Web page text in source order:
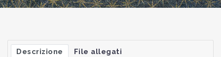
Descrizione File allegati